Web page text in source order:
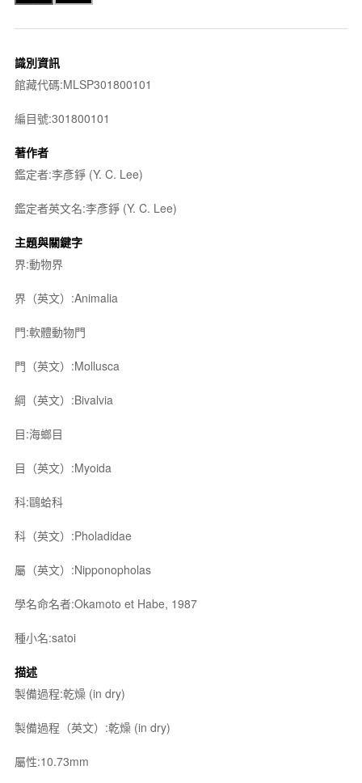
識別資訊
館藏代碼:MLSP301800101
編目號:301800101
著作者
鑑定者:李彥錚 (Y. C. Lee)
鑑定者英文名:李彥錚 (Y. C. Lee)
主題與關鍵字
界:動物界
界（英文）:Animalia
門:軟體動物門
門（英文）:Mollusca
綱（英文）:Bivalvia
目:海螂目
目（英文）:Myoida
科:鷗蛤科
科（英文）:Pholadidae
屬（英文）:Nipponopholas
學名命名者:Okamoto et Habe, 1987
種小名:satoi
描述
製備過程:乾燥 (in dry)
製備過程（英文）:乾燥 (in dry)
屬性:10.73mm